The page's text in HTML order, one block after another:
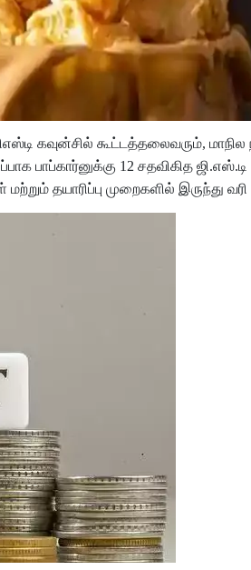
கவுன்சில் கூட்டத்தலைவரும்,
பாப்கார்னுக்கு 12 சதவிகித ஜி.எஸ்.டி
தயாரிப்பு முறைகளில் இருந்து வரி